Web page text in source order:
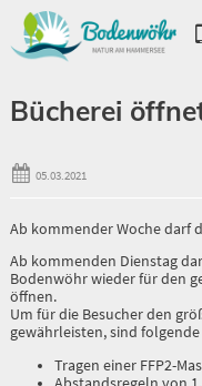
Bücherei
05.03.2021
Ab kommender Woche darf
Ab kommenden Dienstag
Bodenwöhr wieder für den
öffnen.
Um für die Besucher den
gewährleisten, sind
Tragen einer FFP2-